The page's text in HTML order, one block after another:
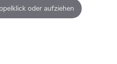
oder aufziehen